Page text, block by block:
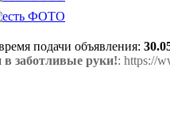
подачи объявления:
заботливые руки!: https://